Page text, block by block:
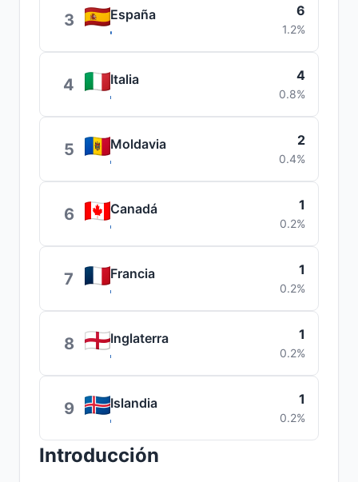
3 España 6
1.2%
4 Italia 4
0.8%
5 Moldavia 2
0.4%
6 Canadá 1
0.2%
7 Francia 1
0.2%
8 Inglaterra 1
0.2%
9 Islandia 1
0.2%
Introducción